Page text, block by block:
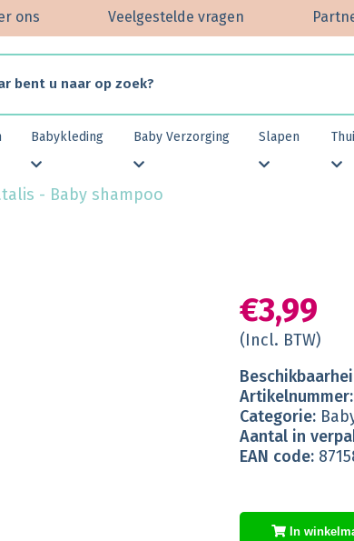
Veelgestelde vragen
ons
Babykleding Baby Verzorging Slapen
- Baby shampoo
€3,99
(Incl. BTW)
Artikelnummer:
Categorie:
Aantal in
EAN code:
In